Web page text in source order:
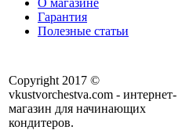
Гарантия
Полезные статьи
Copyright 2017 ©
vkustvorchestva.com - интернет-
магазин для начинающих
кондитеров.